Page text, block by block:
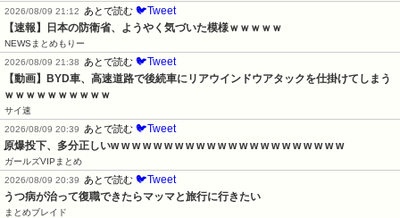
2026/08/09 21:12
あとで読む 🐦Tweet
【速報】日本の防衛省、ようやく気づいた模様ｗｗｗｗｗ
NEWSまとめもりー
2026/08/09 21:38
あとで読む 🐦Tweet
【動画】BYD車、高速道路で後続車にリアウインドウアタックを仕掛けてしまう
ｗｗｗｗｗｗｗｗｗｗ
サイ速
2026/08/09 20:39
あとで読む 🐦Tweet
原爆投下、多分正しいw w w w w w w w w w w w w w w w w w w w w w
ガールズVIPまとめ
2026/08/09 20:39
あとで読む 🐦Tweet
うつ病が治って復職できたらマッマと旅行に行きたい
まとめブレイド